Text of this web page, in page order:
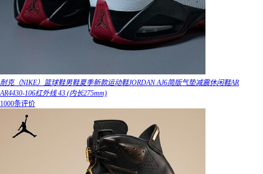
耐克（NIKE）篮球鞋男鞋夏季新款运动鞋JORDAN AJ6简版气垫减震休闲鞋AR
AR4430-106红外线 43 (内长275mm)
1000条评价